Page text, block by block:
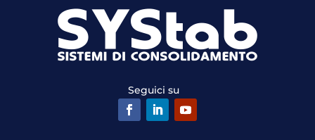
Seguici su